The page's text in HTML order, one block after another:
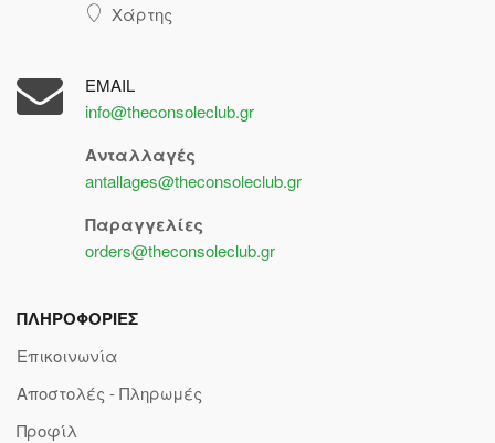
Χάρτης
EMAIL
info@theconsoleclub.gr
Ανταλλαγές
antallages@theconsoleclub.gr
Παραγγελίες
orders@theconsoleclub.gr
ΠΛΗΡΟΦΟΡΙΕΣ
Επικοινωνία
Αποστολές - Πληρωμές
Προφίλ